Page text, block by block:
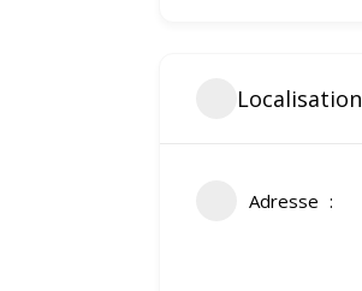
Localisation
Adresse